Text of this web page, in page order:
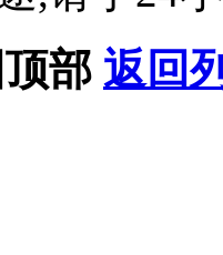
部 返回